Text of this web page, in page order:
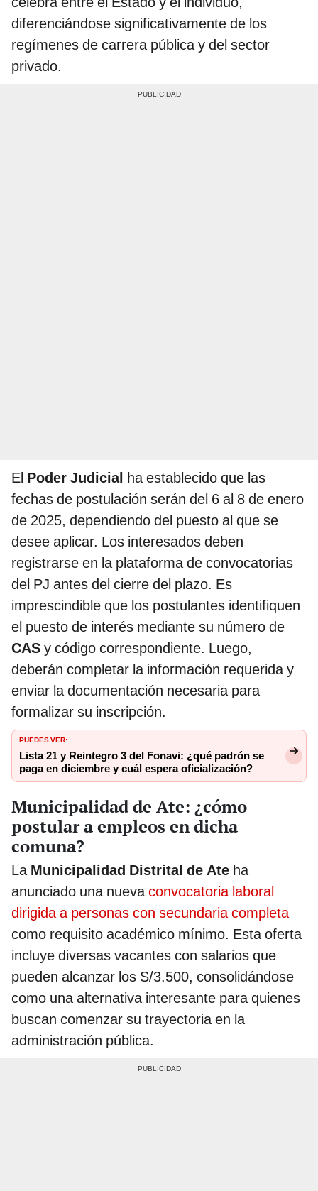
diferenciándose significativamente de los
regímenes de carrera pública y del sector
privado.
El Poder Judicial ha establecido que las
fechas de postulación serán del 6 al 8 de enero
de 2025, dependiendo del puesto al que se
desee aplicar. Los interesados deben
registrarse en la plataforma de convocatorias
del PJ antes del cierre del plazo. Es
imprescindible que los postulantes identifiquen
el puesto de interés mediante su número de
CAS y código correspondiente. Luego,
deberán completar la información requerida y
enviar la documentación necesaria para
formalizar su inscripción.
PUEDES VER:
Lista 21 y Reintegro 3 del Fonavi: ¿qué padrón se
paga en diciembre y cuál espera oficialización?
Municipalidad de Ate: ¿cómo
postular a empleos en dicha
comuna?
La Municipalidad Distrital de Ate ha
anunciado una nuevaconvocatoria laboral
dirigida a personas con secundaria completa
como requisito académico mínimo. Esta oferta
incluye diversas vacantes con salarios que
pueden alcanzar los S/3.500, consolidándose
como una alternativa interesante para quienes
buscan comenzar su trayectoria en la
administración pública.